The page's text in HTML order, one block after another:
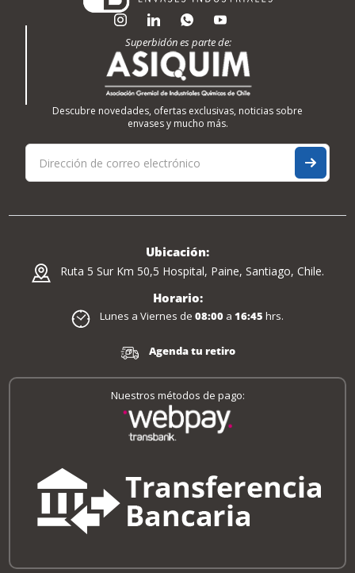
Superbidón es parte de:
Descubre novedades, ofertas exclusivas, noticias sobre
envases y mucho más.
Ubicación:
Ruta 5 Sur Km 50,5 Hospital, Paine, Santiago, Chile.
Horario:
Lunes a Viernes de 08:00 a 16:45 hrs.
Agenda tu retiro
Nuestros métodos de pago: